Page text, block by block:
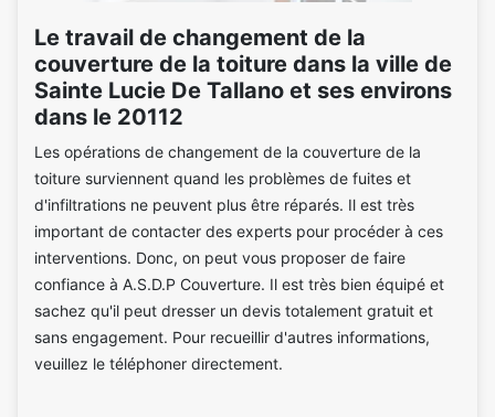
Le travail de changement de la
couverture de la toiture dans la ville de
Sainte Lucie De Tallano et ses environs
dans le 20112
Les opérations de changement de la couverture de la
toiture surviennent quand les problèmes de fuites et
d'infiltrations ne peuvent plus être réparés. Il est très
important de contacter des experts pour procéder à ces
interventions. Donc, on peut vous proposer de faire
confiance à A.S.D.P Couverture. Il est très bien équipé et
sachez qu'il peut dresser un devis totalement gratuit et
sans engagement. Pour recueillir d'autres informations,
veuillez le téléphoner directement.